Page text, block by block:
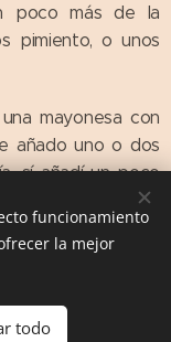
poco más de la
pimiento, o unos
mayonesa con
añado uno o dos
sí añadí un poco
© 2016
funcionamiento
la mejor
todo